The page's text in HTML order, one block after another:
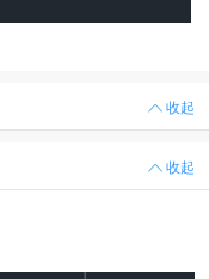
收起
收起